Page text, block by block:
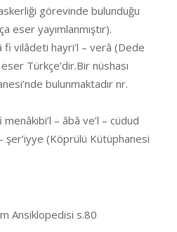
görevinde bulunduğu
eser yayımlanmıştır).
fi vilâdeti hayri’l – verâ (Dede
Türkçe’dir.Bir nüshası
bulunmaktadır nr.
– âbâ ve’l – cüdud
şer’iyye (Köprülü Kütüphanesi
Ansiklopedisi s.80